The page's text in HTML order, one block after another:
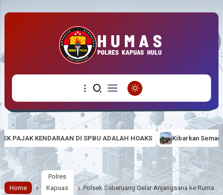
ADALAH HOAKS Kibarkan Semangat Nasionalisme di Tapal
Home
Polres
Kapuas
Polsek Seberuang Gelar Anjangsana ke Rumah Purnawirawan Polri, Pererat Silaturahmi Jelang HUT Bhayangkara ke-80